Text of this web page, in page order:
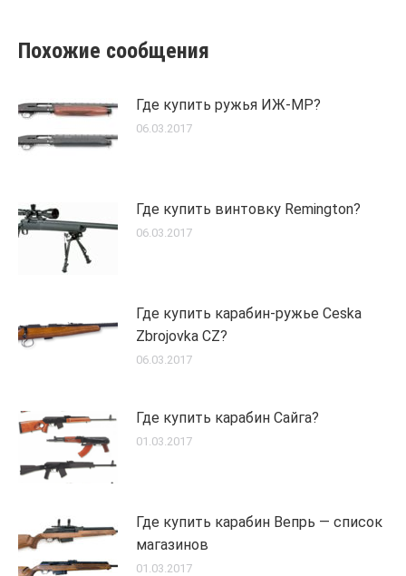
Похожие сообщения
Где купить ружья ИЖ-МР?
06.03.2017
Где купить винтовку Remington?
06.03.2017
Где купить карабин-ружье Ceska
Zbrojovka CZ?
06.03.2017
Где купить карабин Сайга?
01.03.2017
Где купить карабин Вепрь — список
магазинов
01.03.2017